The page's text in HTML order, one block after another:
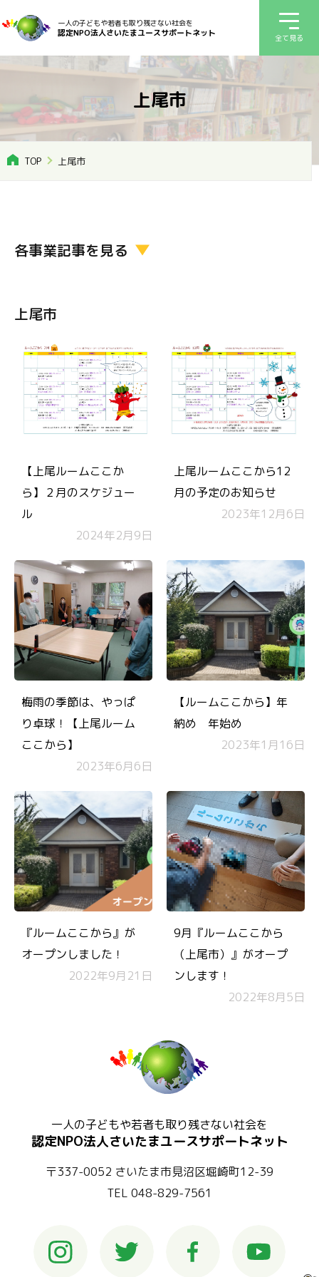
一人の子どもや若者も取り残さない社会を
認定NPO法人さいたまユースサポートネット 全て見る
上尾市
TOP 上尾市
各事業記事を見る
上尾市
【上尾ルームここか
ら】２月のスケジュー
ル
2024年2月9日
上尾ルームここから12
月の予定のお知らせ
2023年12月6日
梅雨の季節は、やっぱ
り卓球！【上尾ルーム
ここから】
2023年6月6日
【ルームここから】年
納め 年始め
2023年1月16日
『ルームここから』が
オープンしました！
2022年9月21日
9月『ルームここから
（上尾市）』がオープ
ンします！
2022年8月5日
一人の子どもや若者も取り残さない社会を
認定NPO法人さいたまユースサポートネット
〒337-0052 さいたま市見沼区堀崎町12-39
TEL 048-829-7561